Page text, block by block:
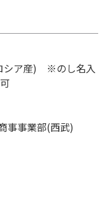
シア産) ※のし名入
事業部(西武)